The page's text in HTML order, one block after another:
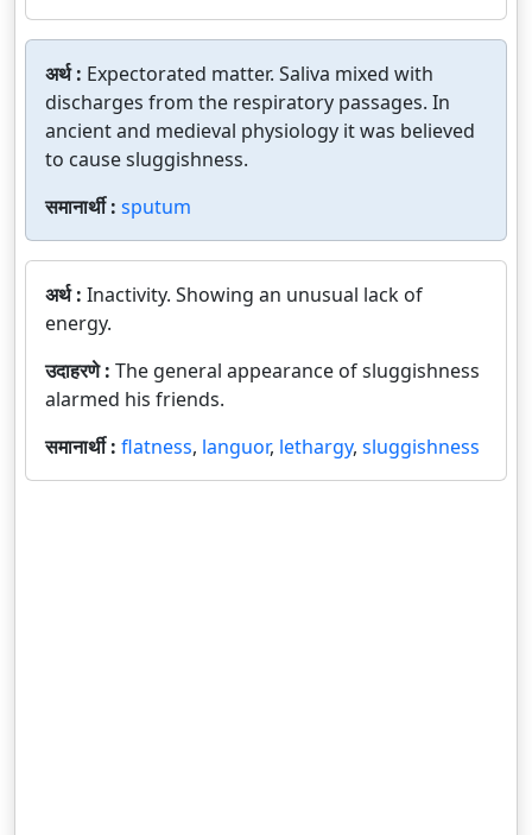
अर्थ : Expectorated matter. Saliva mixed with
discharges from the respiratory passages. In
ancient and medieval physiology it was believed
to cause sluggishness.
समानार्थी : sputum
अर्थ : Inactivity. Showing an unusual lack of
energy.
उदाहरणे : The general appearance of sluggishness
alarmed his friends.
समानार्थी : flatness, languor, lethargy, sluggishness